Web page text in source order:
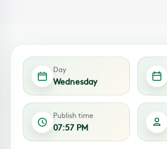
Day
Wednesday
Publish time
07:57 PM